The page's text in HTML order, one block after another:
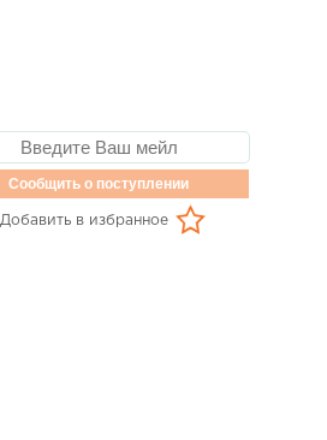
Сообщить о поступлении
Добавить в избранное